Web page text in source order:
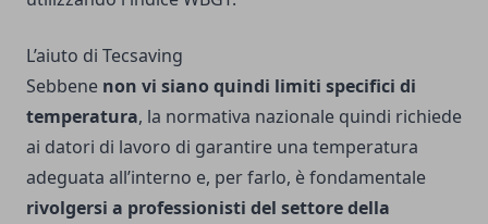
L’aiuto di Tecsaving
Sebbene non vi siano quindi limiti specifici di
temperatura, la normativa nazionale quindi richiede
ai datori di lavoro di garantire una temperatura
adeguata all’interno e, per farlo, è fondamentale
rivolgersi a professionisti del settore della